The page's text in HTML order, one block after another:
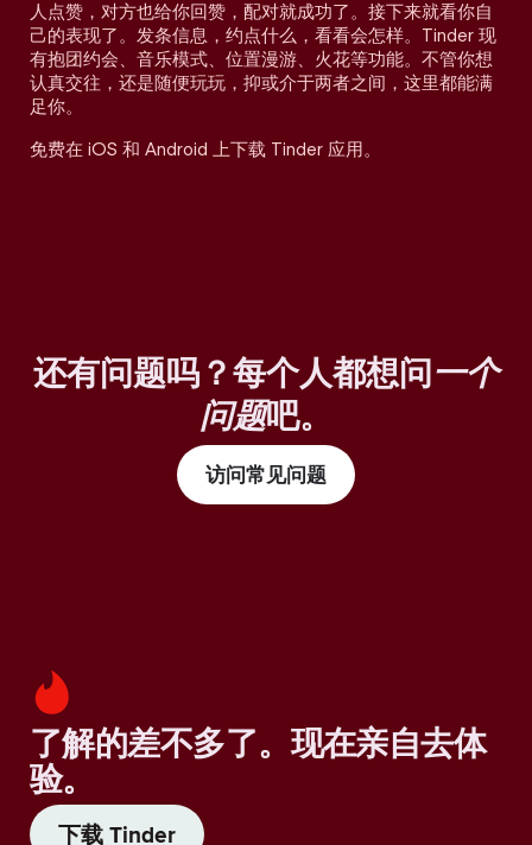
人点赞，对方也给你回赞，配对就成功了。接下来就看你自
己的表现了。发条信息，约点什么，看看会怎样。Tinder 现
有抱团约会、音乐模式、位置漫游、火花等功能。不管你想
认真交往，还是随便玩玩，抑或介于两者之间，这里都能满
足你。
免费在 iOS 和 Android 上下载 Tinder 应用。
还有问题吗？每个人都想问一个
问题吧。
访问常见问题
了解的差不多了。现在亲自去体
验。
下载 Tinder